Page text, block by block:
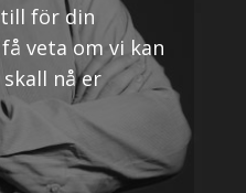
till för din
veta om vi kan
nå er